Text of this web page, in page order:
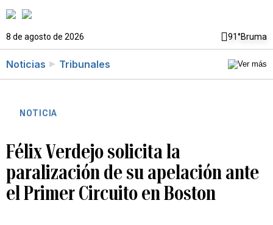
8 de agosto de 2026 91°Bruma
Noticias Tribunales
NOTICIA
Félix Verdejo solicita la
paralización de su apelación ante
el Primer Circuito en Boston